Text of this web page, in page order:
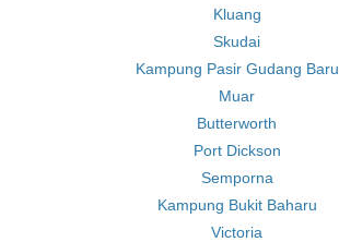
Kluang
Skudai
Kampung Pasir Gudang Baru
Muar
Butterworth
Port Dickson
Semporna
Kampung Bukit Baharu
Victoria